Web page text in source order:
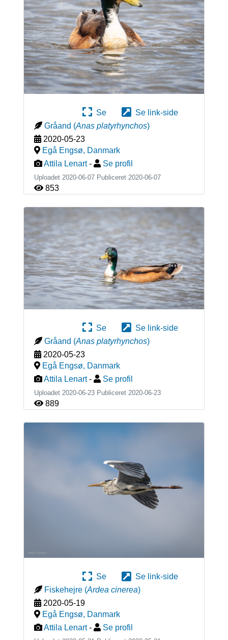
Se
Se link-side
Gråand (Anas platyrhynchos)
2020-05-23
Egå Engsø, Danmark
Attila Lenart - Se profil
Uploadet 2020-06-07 Publiceret 2020-06-07
853
Se
Se link-side
Gråand (Anas platyrhynchos)
2020-05-23
Egå Engsø, Danmark
Attila Lenart - Se profil
Uploadet 2020-06-23 Publiceret 2020-06-23
889
Se
Se link-side
Fiskehejre (Ardea cinerea)
2020-05-19
Egå Engsø, Danmark
Attila Lenart - Se profil